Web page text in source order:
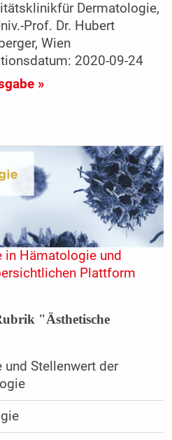
Dermatologie,
Prof. Dr. Hubert
Wien
2020-09-24
»
in Hämatologie und
Plattform
"Ästhetische
und Stellenwert der